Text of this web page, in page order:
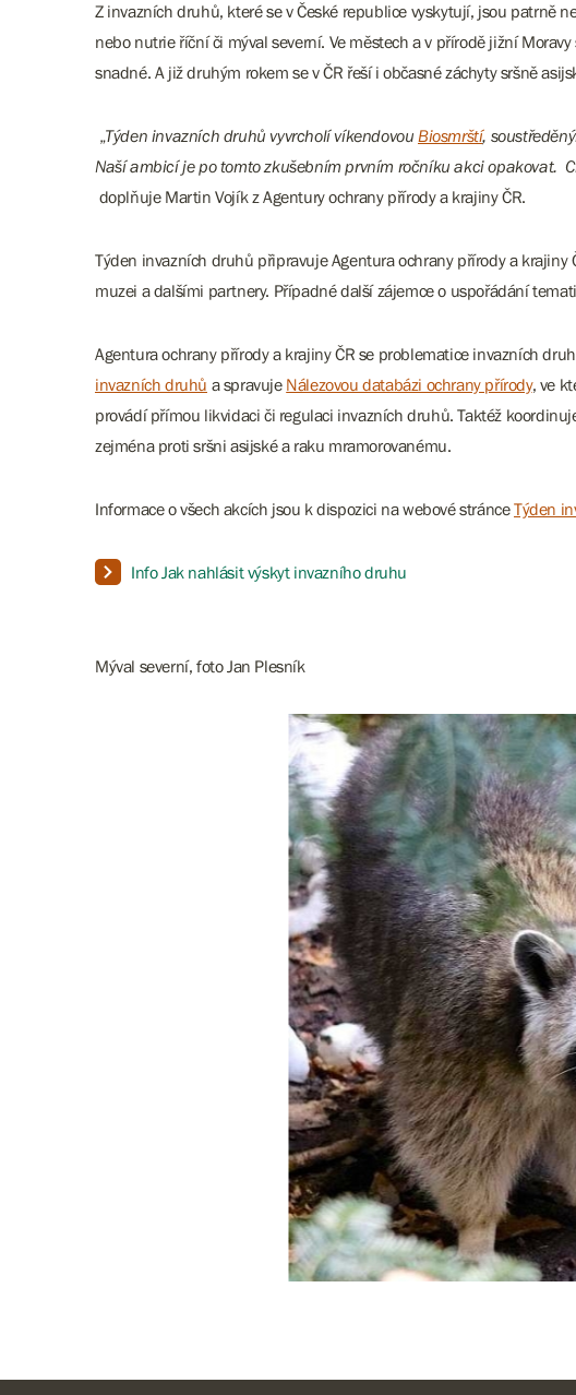
Z invazních druhů, které se v České republice vyskytují, jsou patrně
nebo nutrie říční či mýval severní. Ve městech a v přírodě jižní
snadné. A již druhým rokem se v ČR řeší i občasné záchyty sršně
„Týden invazních druhů vyvrcholí víkendovou Biosmrští,
Naší ambicí je po tomto zkušebním prvním ročníku akci opakovat.
doplňuje Martin Vojík z Agentury ochrany přírody a krajiny ČR.
Týden invazních druhů připravuje Agentura ochrany přírody a
muzei a dalšími partnery. Případné další zájemce o uspořádání
Agentura ochrany přírody a krajiny ČR se problematice invazních
invazních druhů a spravuje Nálezovou databázi ochrany přírody, ve
provádí přímou likvidaci či regulaci invazních druhů. Taktéž
zejména proti sršni asijské a raku mramorovanému.
Informace o všech akcích jsou k dispozici na webové stránceTýden
Info Jak nahlásit výskyt invazního druhu
Mýval severní, foto Jan Plesník